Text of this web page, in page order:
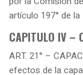
artículo 197° de la
CAPITULO IV –
ART. 21° –
efectos de la